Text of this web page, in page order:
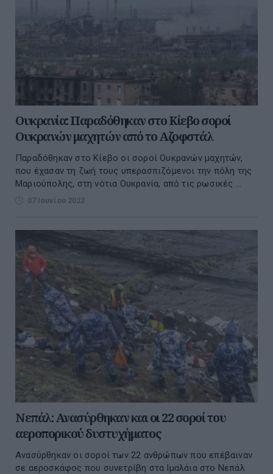
Ουκρανία: Παραδόθηκαν στο Κίεβο σοροί
Ουκρανών μαχητών από το Αζοφστάλ
Παραδόθηκαν στο Κίεβο οι σοροί Ουκρανών μαχητών,
που έχασαν τη ζωή τους υπερασπιζόμενοι την πόλη της
Μαριούπολης, στη νότια Ουκρανία, από τις ρωσικές ...
07 Ιουνίου 2022
Νεπάλ: Ανασύρθηκαν και οι 22 σοροί του
αεροπορικού δυστυχήματος
Ανασύρθηκαν οι σοροί των 22 ανθρώπων που επέβαιναν
σε αεροσκάφος που συνετρίβη στα Ιμαλάια στο Νεπάλ